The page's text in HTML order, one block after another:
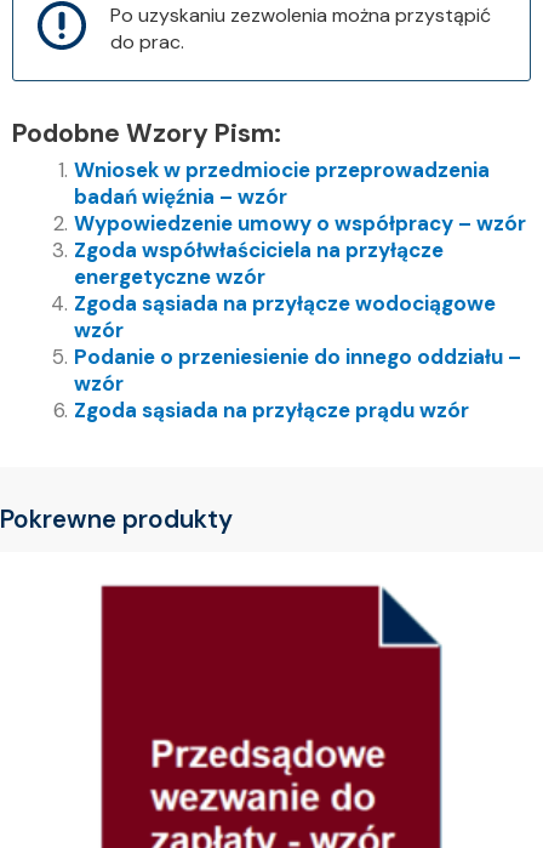
Po uzyskaniu zezwolenia można przystąpić
do prac.
Podobne Wzory Pism:
Wniosek w przedmiocie przeprowadzenia
badań więźnia – wzór
Wypowiedzenie umowy o współpracy – wzór
Zgoda współwłaściciela na przyłącze
energetyczne wzór
Zgoda sąsiada na przyłącze wodociągowe
wzór
Podanie o przeniesienie do innego oddziału –
wzór
Zgoda sąsiada na przyłącze prądu wzór
Pokrewne produkty